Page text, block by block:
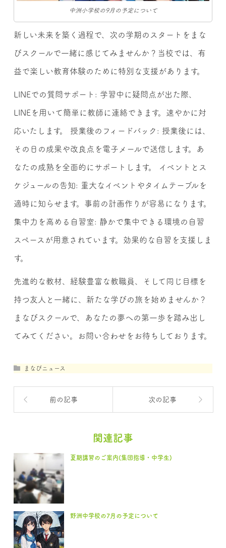
中洲小学校の9月の予定について
新しい未来を築く過程で、次の学期のスタートをまな
びスクールで一緒に感じてみませんか？当校では、有
益で楽しい教育体験のために特別な支援があります。
LINEでの質問サポート: 学習中に疑問点が出た際、
LINEを用いて簡単に教師に連絡できます。速やかに対
応いたします。 授業後のフィードバック: 授業後には、
その日の成果や改良点を電子メールで送信します。あ
なたの成熟を全面的にサポートします。 イベントとス
ケジュールの告知: 重大なイベントやタイムテーブルを
適時に知らせます。事前の計画作りが容易になります。
集中力を高める自習室: 静かで集中できる環境の自習
スペースが用意されています。効果的な自習を支援しま
す。
先進的な教材、経験豊富な教職員、そして同じ目標を
持つ友人と一緒に、新たな学びの旅を始めませんか？
まなびスクールで、あなたの夢への第一歩を踏み出し
てみてください。お問い合わせをお待ちしております。
まなびニュース
前の記事 次の記事
関連記事
夏期講習のご案内(集団指導・中学生)
野洲中学校の7月の予定について